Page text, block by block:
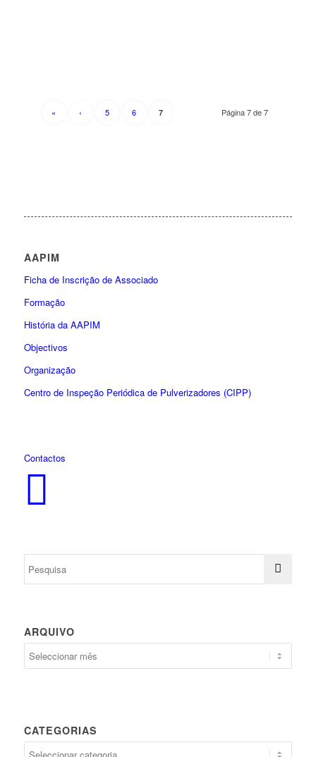
Página 7 de 7
« ‹ 5 6 7
AAPIM
Ficha de Inscrição de Associado
Formação
História da AAPIM
Objectivos
Organização
Centro de Inspeção Periódica de Pulverizadores (CIPP)
Contactos
ARQUIVO
CATEGORIAS